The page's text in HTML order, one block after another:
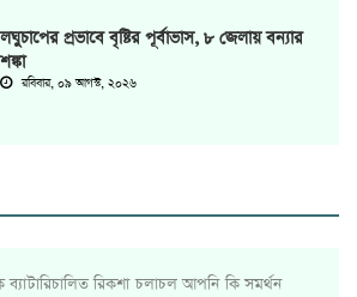
লঘুচাপের প্রভাবে বৃষ্টির পূর্বাভাস, ৮ জেলায় বন্যার
শঙ্কা
রবিবার, ০৯ আগস্ট, ২০২৬
রিকশা চলাচল আপনি কি সমর্থন